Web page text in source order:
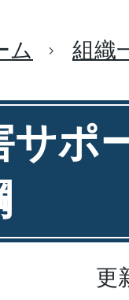
ム 組織
サポ
更